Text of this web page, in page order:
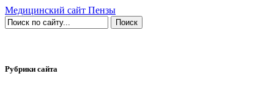
Медицинский сайт Пензы
Рубрики сайта